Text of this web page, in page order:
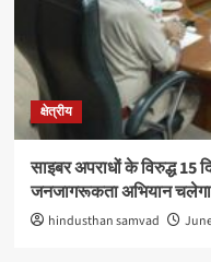
क्षेत्रीय
साइबर अपराधों के विरुद्ध
जनजागरूकता अभियान चलेगा
hindusthan samvad